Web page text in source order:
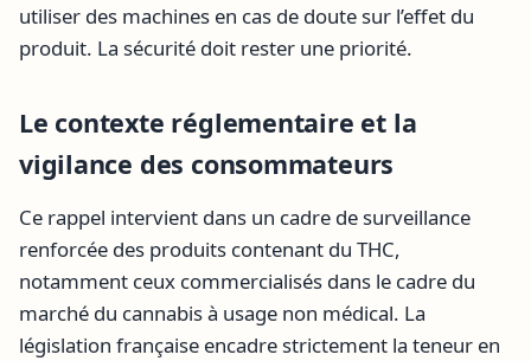
utiliser des machines en cas de doute sur l’effet du
produit. La sécurité doit rester une priorité.
Le contexte réglementaire et la
vigilance des consommateurs
Ce rappel intervient dans un cadre de surveillance
renforcée des produits contenant du THC,
notamment ceux commercialisés dans le cadre du
marché du cannabis à usage non médical. La
législation française encadre strictement la teneur en